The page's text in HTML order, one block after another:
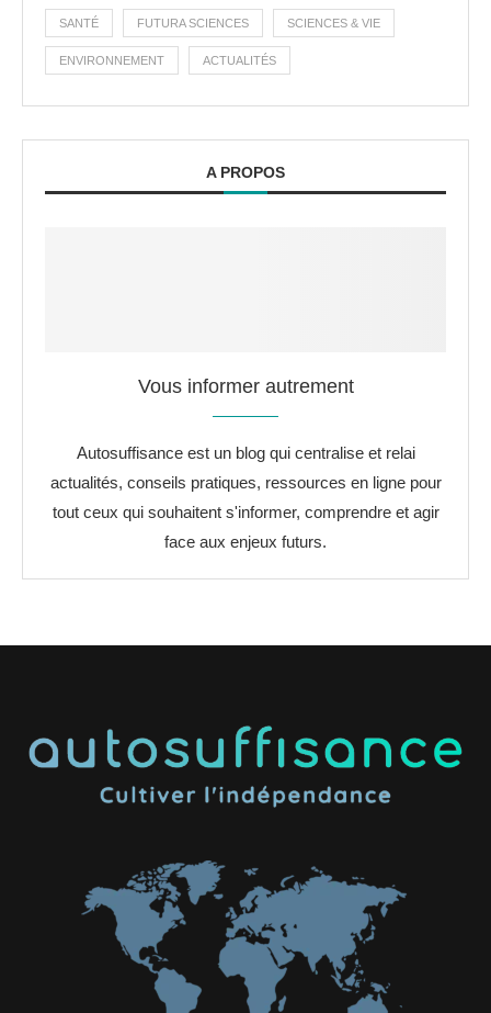
SANTÉ FUTURA SCIENCES SCIENCES & VIE
ENVIRONNEMENT ACTUALITÉS
A PROPOS
Vous informer autrement
Autosuffisance est un blog qui centralise et relai
actualités, conseils pratiques, ressources en ligne pour
tout ceux qui souhaitent s'informer, comprendre et agir
face aux enjeux futurs.